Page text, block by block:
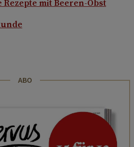
mit Beeren-Obst
ABO